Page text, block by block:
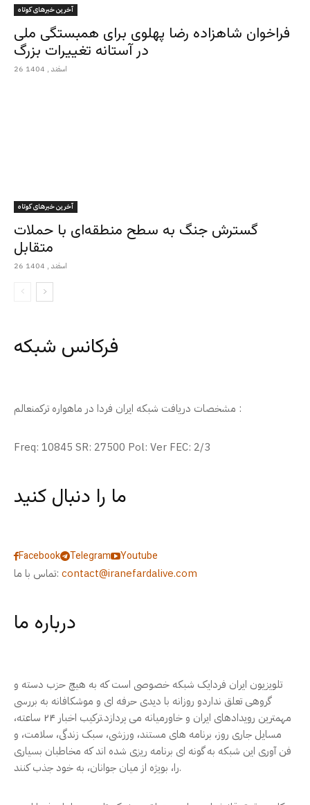
آخرین خبرهای کوتاه
فراخوان شاهزاده رضا پهلوی برای همبستگی ملی
در آستانه تغییرات بزرگ
26 اسفند , 1404
آخرین خبرهای کوتاه
گسترش جنگ به سطح منطقه‌ای با حملات
متقابل
26 اسفند , 1404
فرکانس شبکه
مشخصات دریافت شبکه ایران فردا در ماهواره ترکمنعالم :
Freq: 10845 SR: 27500 Pol: Ver FEC: 2/3
ما را دنبال کنید
Facebook Telegram
Youtube
تماس با ما: contact@iranefardalive.com
درباره ما
تلویزیون ایران فردایک شبکه خصوصی است که به هیچ حزب دسته و
گروهی تعلق نداردو روزانه با دیدی حرفه ای و موشکافانه به بررسی
مهمترین رویدادهای ایران و خاورمیانه می پردازد.ترکیب اخبار ۲۴ ساعته،
مسایل جاری روز، برنامه های مستند، ورزشی، سبک زندگی، سلامت، و
فن آوری این شبکه به گونه ای برنامه ریزی شده اند که مخاطبان بسیاری
را، بویژه از میان جوانان، به خود جذب کنند.